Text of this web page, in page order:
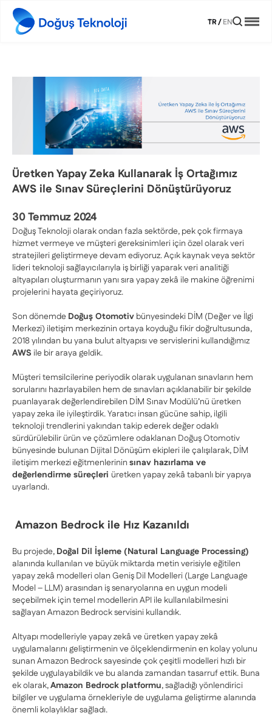
TR/EN
Üretken Yapay Zeka Kullanarak İş Ortağımız
AWS ile Sınav Süreçlerini Dönüştürüyoruz
30 Temmuz 2024
Doğuş Teknoloji olarak ondan fazla sektörde, pek çok firmaya
hizmet vermeye ve müşteri gereksinimleri için özel olarak veri
stratejileri geliştirmeye devam ediyoruz. Açık kaynak veya sektör
lideri teknoloji sağlayıcılarıyla iş birliği yaparak veri analitiği
altyapıları oluşturmanın yanı sıra yapay zekâ ile makine öğrenimi
projelerini hayata geçiriyoruz.
Son dönemde Doğuş Otomotiv bünyesindeki DİM (Değer ve İlgi
Merkezi) iletişim merkezinin ortaya koyduğu fikir doğrultusunda,
2018 yılından bu yana bulut altyapısı ve servislerini kullandığımız
AWS ile bir araya geldik.
Müşteri temsilcilerine periyodik olarak uygulanan sınavların hem
sorularını hazırlayabilen hem de sınavları açıklanabilir bir şekilde
puanlayarak değerlendirebilen DİM Sınav Modülü’nü üretken
yapay zeka ile iyileştirdik. Yaratıcı insan gücüne sahip, ilgili
teknoloji trendlerini yakından takip ederek değer odaklı
sürdürülebilir ürün ve çözümlere odaklanan Doğuş Otomotiv
bünyesinde bulunan Dijital Dönüşüm ekipleri ile çalışılarak, DİM
iletişim merkezi eğitmenlerinin sınav hazırlama ve
değerlendirme süreçleri üretken yapay zekâ tabanlı bir yapıya
uyarlandı.
Amazon Bedrock ile Hız Kazanıldı
Bu projede, Doğal Dil İşleme (Natural Language Processing)
alanında kullanılan ve büyük miktarda metin verisiyle eğitilen
yapay zekâ modelleri olan Geniş Dil Modelleri (Large Language
Model – LLM) arasından iş senaryolarına en uygun modeli
seçebilmek için temel modellerin API ile kullanılabilmesini
sağlayan Amazon Bedrock servisini kullandık.
Altyapı modelleriyle yapay zekâ ve üretken yapay zekâ
uygulamalarını geliştirmenin ve ölçeklendirmenin en kolay yolunu
sunan Amazon Bedrock sayesinde çok çeşitli modelleri hızlı bir
şekilde uygulayabildik ve bu alanda zamandan tasarruf ettik. Buna
ek olarak,Amazon Bedrock platformu, sağladığı yönlendirici
bilgiler ve uygulama örnekleriyle de uygulama geliştirme alanında
önemli kolaylıklar sağladı.